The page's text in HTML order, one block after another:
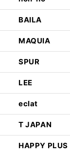
BAILA
MAQUIA
SPUR
LEE
eclat
T JAPAN
HAPPY PLUS